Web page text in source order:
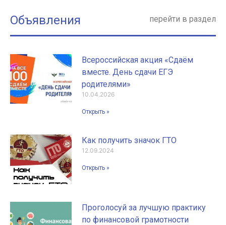
Объявления перейти в раздел
Всероссийская акция «Сдаём
вместе. День сдачи ЕГЭ
родителями»
10.04.2026
Открыть »
Как получить значок ГТО
12.09.2024
Открыть »
Проголосуй за лучшую практику
по финансовой грамотности